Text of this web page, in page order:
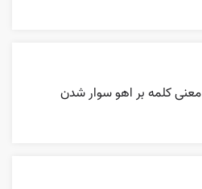
معنی کلمه بر اهو سوار شدن